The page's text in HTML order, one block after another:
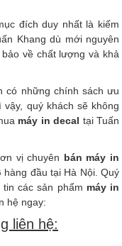
đích duy nhất là kiếm
Khang dù mới nguyên
về chất lượng và khả
có những chính sách ưu
quý khách sẽ không
máy in decal tại Tuấn
vị chuyên bán máy in
đầu tại Hà Nội. Quý
các sản phẩm máy in
hệ ngay:
liên hệ: